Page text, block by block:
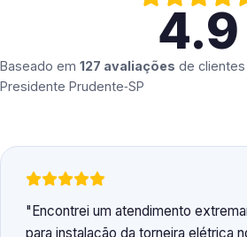
4.9
Baseado em 127 avaliações de
Presidente Prudente‑SP
Encontrei um atendimento
para instalação da torneira elétrica